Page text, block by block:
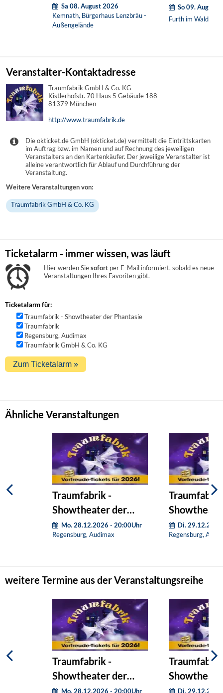
Sa 08. August 2026
Kemnath, Bürgerhaus Lenzbräu -
Außengelände
So 09. August
Furth im Wald,
Veranstalter-Kontaktadresse
Traumfabrik GmbH & Co. KG
Kistlerhofstr. 70 Haus 5 Gebäude 188
81379 München
http://www.traumfabrik.de
Die okticket.de GmbH (okticket.de) vermittelt die Eintrittskarten
im Auftrag bzw. im Namen und auf Rechnung des jeweiligen
Veranstalters an den Kartenkäufer. Der jeweilige Veranstalter ist
alleine verantwortlich für Ablauf und Durchführung der
Veranstaltung.
Weitere Veranstaltungen von:
Traumfabrik GmbH & Co. KG
Ticketalarm - immer wissen, was läuft
Hier werden Siesofort per E-Mail informiert, sobald es neue
Veranstaltungen Ihres Favoriten gibt.
Ticketalarm für:
Traumfabrik - Showtheater der Phantasie
Traumfabrik
Regensburg, Audimax
Traumfabrik GmbH & Co. KG
Ähnliche Veranstaltungen
Traumfabrik -
Showtheater der
Phantasie
Mo. 28.12.2026 - 20:00Uhr
Regensburg, Audimax
Phantasie
Di.
Regensburg,
weitere Termine aus der Veranstaltungsreihe
Traumfabrik -
Showtheater der
Phantasie
Mo. 28.12.2026 - 20:00Uhr
Phantasie
Di.